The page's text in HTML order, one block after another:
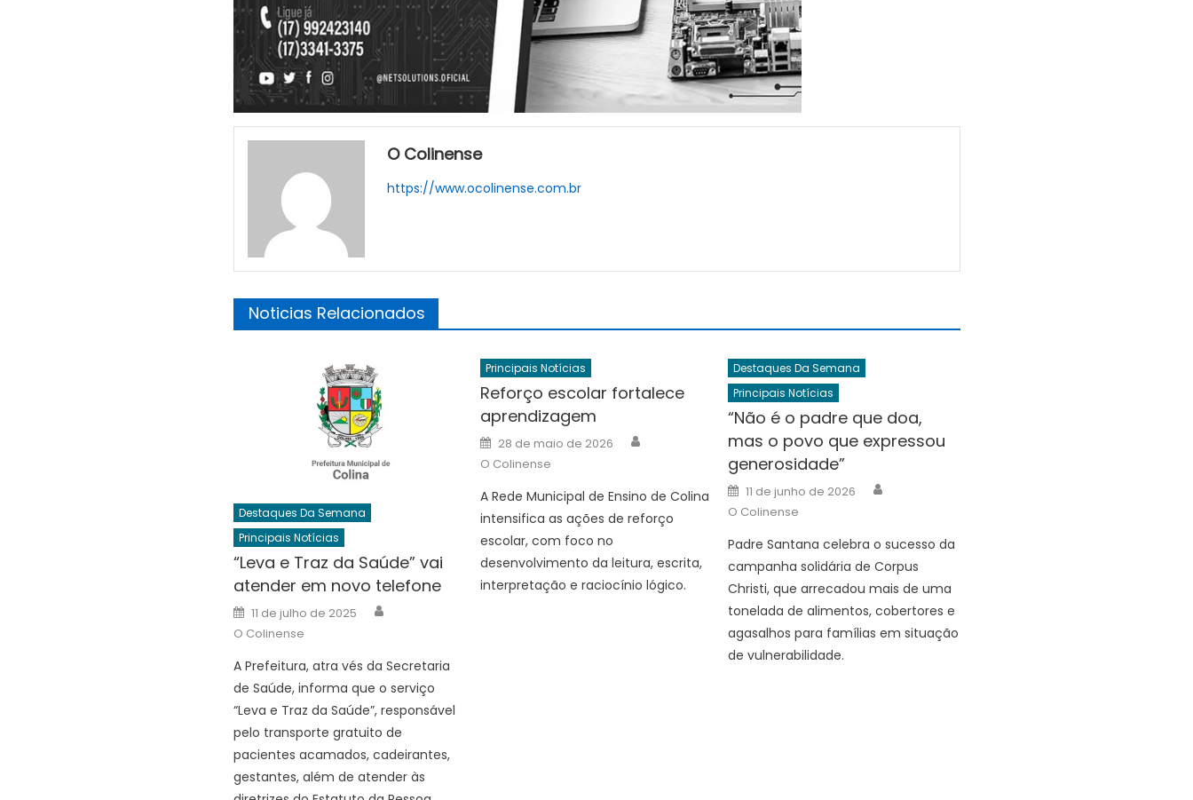
O Colinense
https://www.ocolinense.com.br
Noticias Relacionados
Destaques Da Semana
Principais Notícias
“Leva e Traz da Saúde” vai
atender em novo telefone
Posted
on
11 de julho de 2025
O Colinense
A Prefeitura, atra vés da Secretaria
de Saúde, informa que o serviço
“Leva e Traz da Saúde”, responsável
pelo transporte gratuito de
pacientes acamados, cadeirantes,
gestantes, além de atender às
Principais Notícias
Reforço escolar fortalece
aprendizagem
Posted
on
28 de maio de 2026
O Colinense
A Rede Municipal de Ensino de Colina
intensifica as ações de reforço
escolar, com foco no
desenvolvimento da leitura, escrita,
interpretação e raciocínio lógico.
Destaques Da Semana
Principais Notícias
“Não é o padre que doa,
mas o povo que expressou
generosidade”
Posted
on
11 de junho de 2026
O Colinense
Padre Santana celebra o sucesso da
campanha solidária de Corpus
Christi, que arrecadou mais de uma
tonelada de alimentos, cobertores e
agasalhos para famílias em situação
de vulnerabilidade.